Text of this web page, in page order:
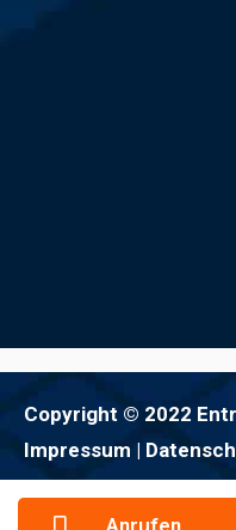
Copyright © 2022
Impressum |
Anrufen